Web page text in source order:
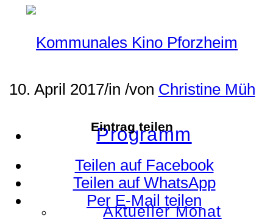
Programm
Aktueller Monat
10. April 2017/in /von Christine Müh
Eintrag teilen
Teilen auf Facebook
Teilen auf WhatsApp
Per E-Mail teilen